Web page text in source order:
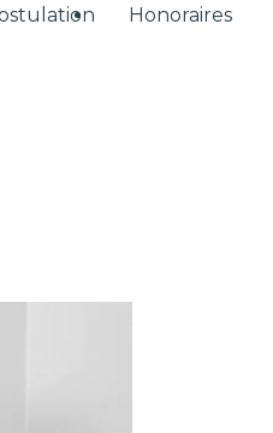
Honoraires